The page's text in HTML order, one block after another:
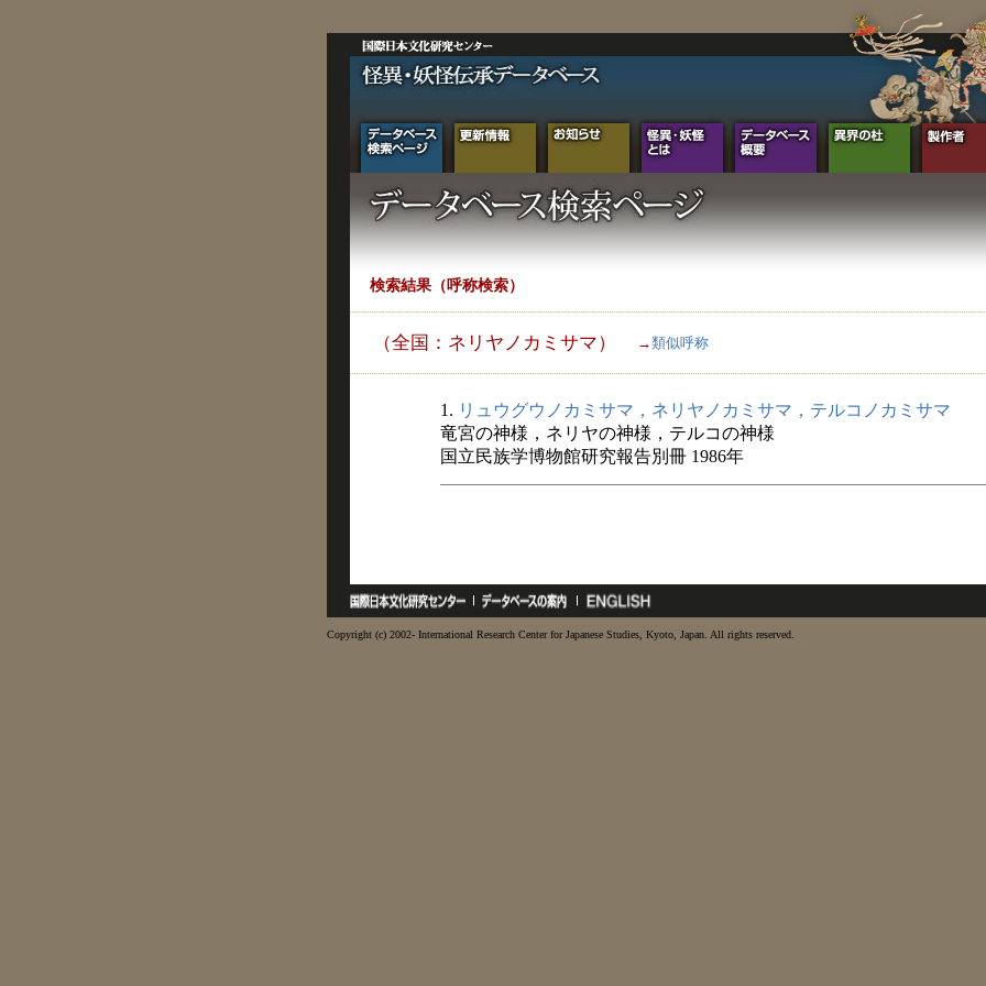
検索結果（呼称検索）
（全国：ネリヤノカミサマ） →類似呼称
1. リュウグウノカミサマ，ネリヤノカミサマ，テルコノカミサマ
竜宮の神様，ネリヤの神様，テルコの神様
国立民族学博物館研究報告別冊 1986年
Copyright (c) 2002- International Research Center for Japanese Studies, Kyoto, Japan. All rights reserved.